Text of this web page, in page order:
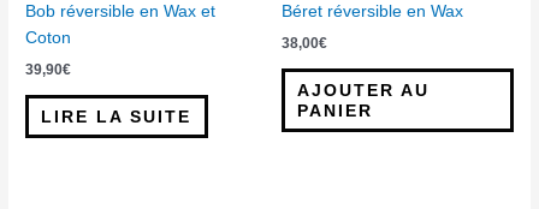
Bob réversible en Wax et
Coton
39,90€
LIRE LA SUITE
Béret réversible en Wax
38,00€
AJOUTER AU
PANIER